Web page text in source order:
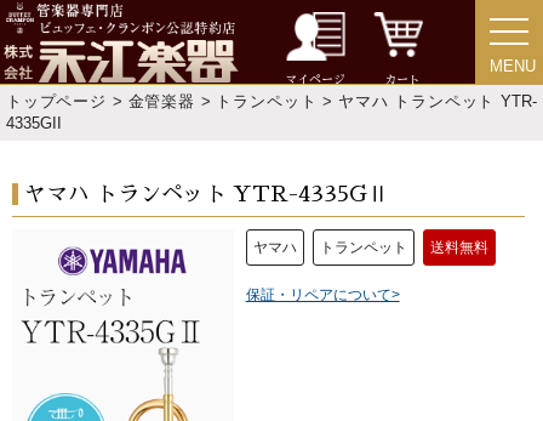
マイページ カート
MENU
MENU
トップページ > 金管楽器 > トランペット > ヤマハ トランペット YTR-
4335GII
ヤマハ トランペット YTR-4335GⅡ
ヤマハ トランペット 送料無料
保証・リペアについて>